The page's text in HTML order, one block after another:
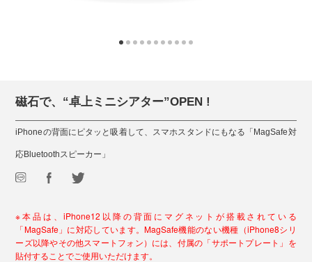
磁石で、“卓上ミニシアター”OPEN !
iPhoneの背面にピタッと吸着して、スマホスタンドにもなる「MagSafe対
応Bluetoothスピーカー」
※本品は、iPhone12以降の背面にマグネットが搭載されている
「MagSafe」に対応しています。MagSafe機能のない機種（iPhone8シリ
ーズ以降やその他スマートフォン）には、付属の「サポートプレート」を
貼付することでご使用いただけます。